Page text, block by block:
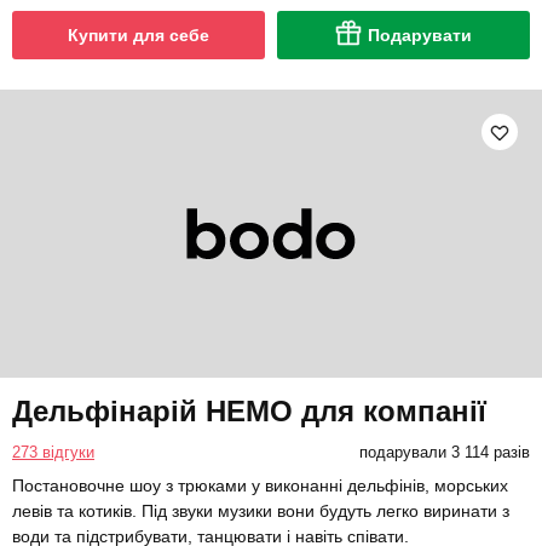
Купити для себе Подарувати
Дельфінарій НЕМО для компанії
273 відгуки подарували 3 114 разів
Постановочне шоу з трюками у виконанні дельфінів, морських
левів та котиків. Під звуки музики вони будуть легко виринати з
води та підстрибувати, танцювати і навіть співати.